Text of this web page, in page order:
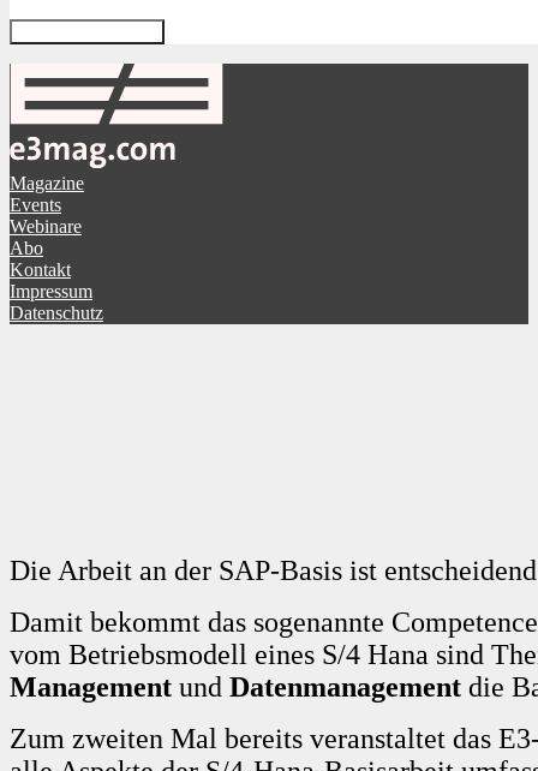
Magazine
Events
Webinare
Abo
Kontakt
Impressum
Datenschutz
Die Arbeit an der SAP-Basis ist
Damit bekommt das sogenannte
vom Betriebsmodell eines S/4 Hana sind
Management und Datenmanagement die
Zum zweiten Mal bereits veranstaltet das